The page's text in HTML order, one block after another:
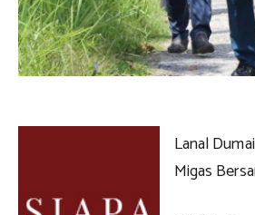
Lanal
Migas